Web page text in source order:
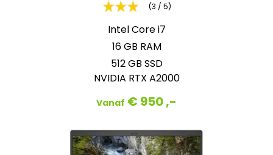
(3 / 5)
Intel Core i7
16 GB RAM
512 GB SSD
NVIDIA RTX A2000
Vanaf € 950 ,-